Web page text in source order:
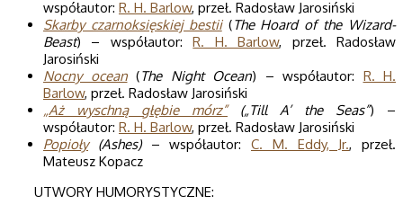
współautor: R. H. Barlow, przeł. Radosław Jarosiński
Skarby czarnoksięskiej bestii (The Hoard of the Wizard-
Beast) – współautor:R. H. Barlow, przeł. Radosław
Jarosiński
Nocny ocean (The Night Ocean) – współautor: R. H.
Barlow, przeł. Radosław Jarosiński
„Aż wyschną głębie mórz”
(„Till A’ the Seas”) –
współautor: R. H. Barlow, przeł. Radosław Jarosiński
Popioły
(Ashes)– współautor: C. M. Eddy, Jr., przeł.
Mateusz Kopacz
UTWORY HUMORYSTYCZNE: